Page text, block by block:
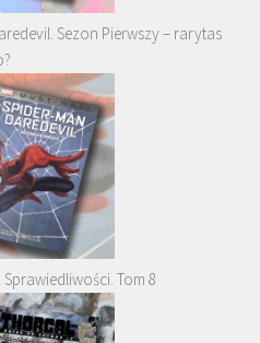
Sezon Pierwszy – rarytas
Tom 8